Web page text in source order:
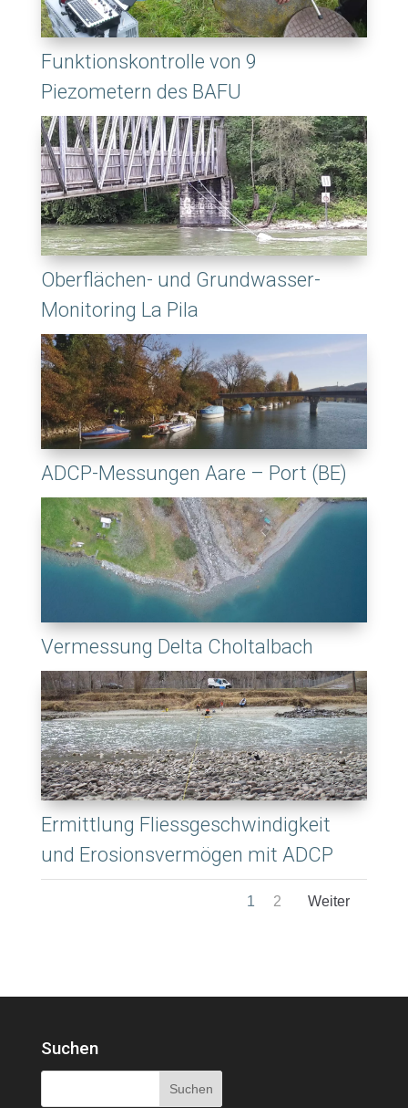
Funktionskontrolle von 9
Piezometern des BAFU
Oberflächen- und Grundwasser-
Monitoring La Pila
ADCP-Messungen Aare – Port (BE)
Vermessung Delta Choltalbach
Ermittlung Fliessgeschwindigkeit
und Erosionsvermögen mit ADCP
1 2
Suchen